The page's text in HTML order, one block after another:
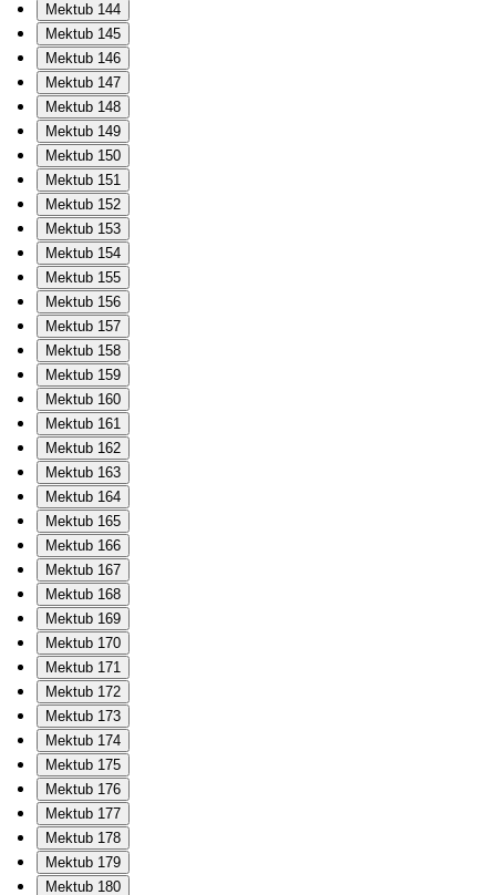
Mektub 144
Mektub 145
Mektub 146
Mektub 147
Mektub 148
Mektub 149
Mektub 150
Mektub 151
Mektub 152
Mektub 153
Mektub 154
Mektub 155
Mektub 156
Mektub 157
Mektub 158
Mektub 159
Mektub 160
Mektub 161
Mektub 162
Mektub 163
Mektub 164
Mektub 165
Mektub 166
Mektub 167
Mektub 168
Mektub 169
Mektub 170
Mektub 171
Mektub 172
Mektub 173
Mektub 174
Mektub 175
Mektub 176
Mektub 177
Mektub 178
Mektub 179
Mektub 180